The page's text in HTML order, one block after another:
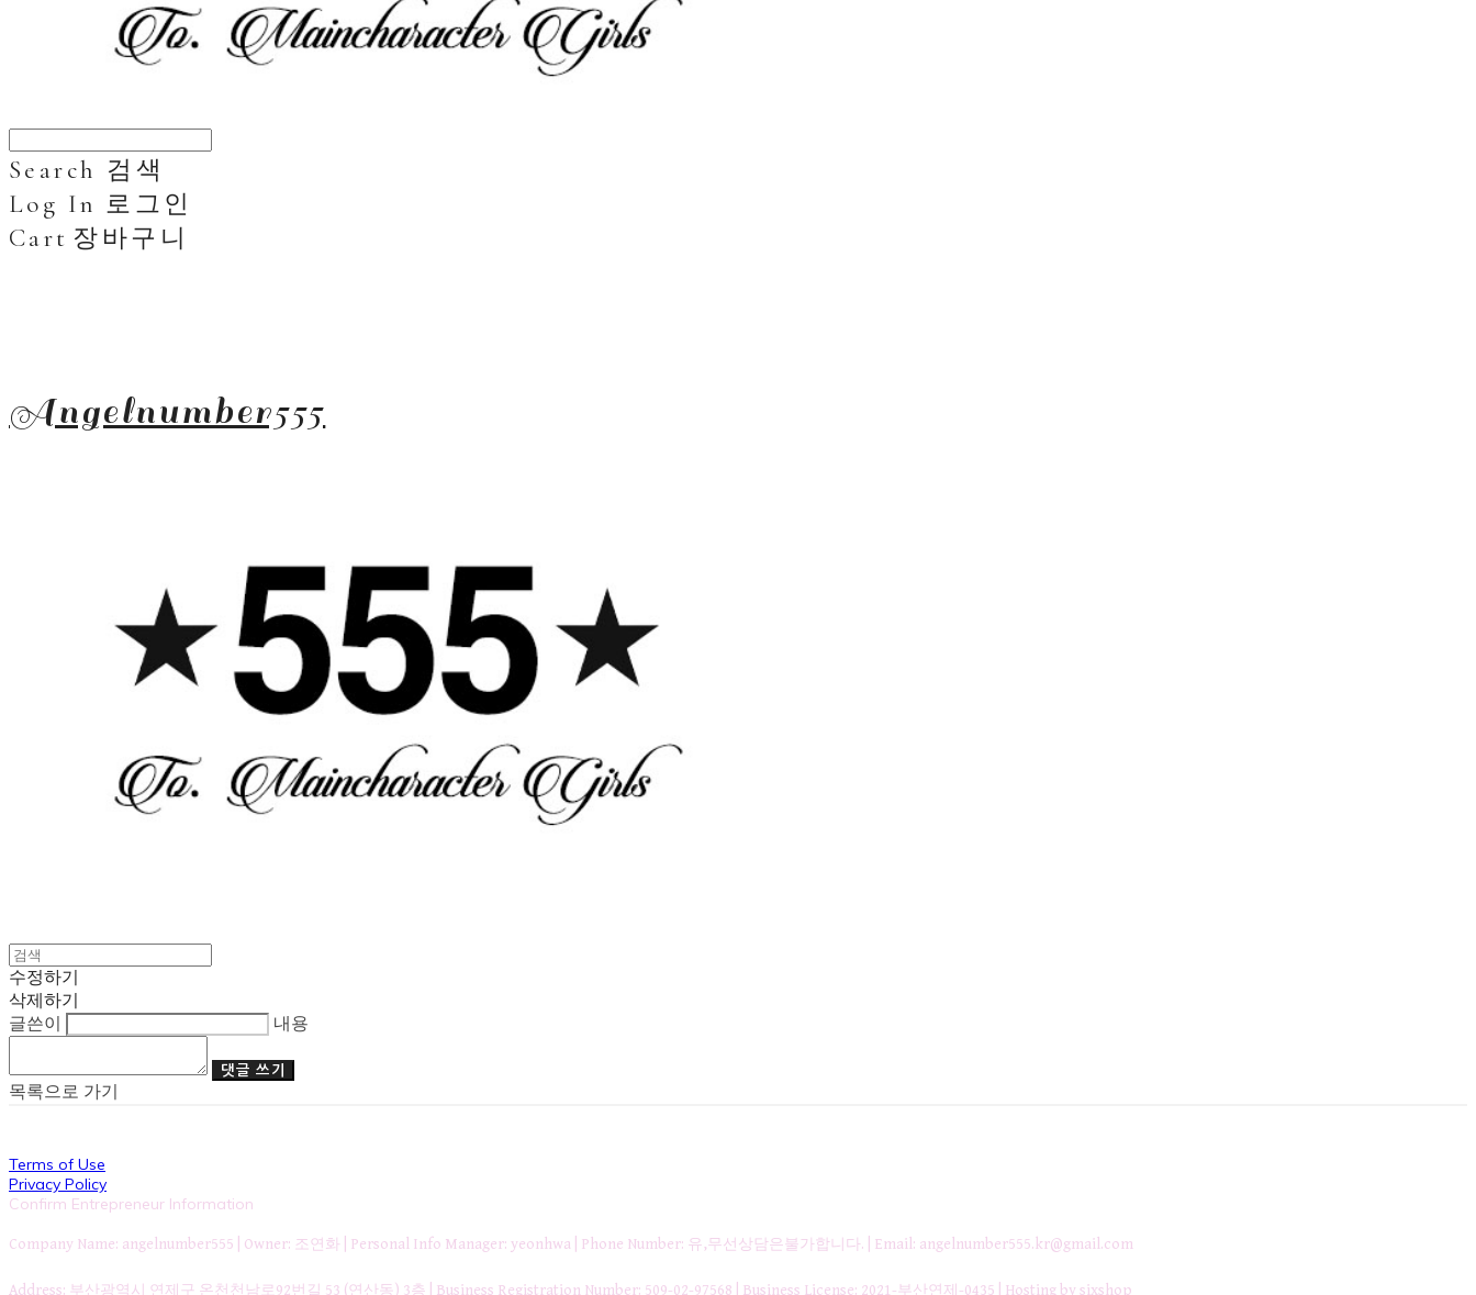
Search 검색
Log In 로그인
Cart 장바구니
Angelnumber555
수정하기
삭제하기
글쓴이
내용
댓글 쓰기
목록으로 가기
Terms of Use
Privacy Policy
Confirm Entrepreneur Information
Company Name: angelnumber555 | Owner: 조연화 | Personal Info Manager: yeonhwa | Phone Number: 유,무선상담은불가합니다. | Email: angelnumber555.kr@gmail.com
Address: 부산광역시 연제구 온천천남로92번길 53 (연산동) 3층 | Business Registration Number: 509-02-97568 | Business License: 2021-부산연제-0435 | Hosting by sixshop